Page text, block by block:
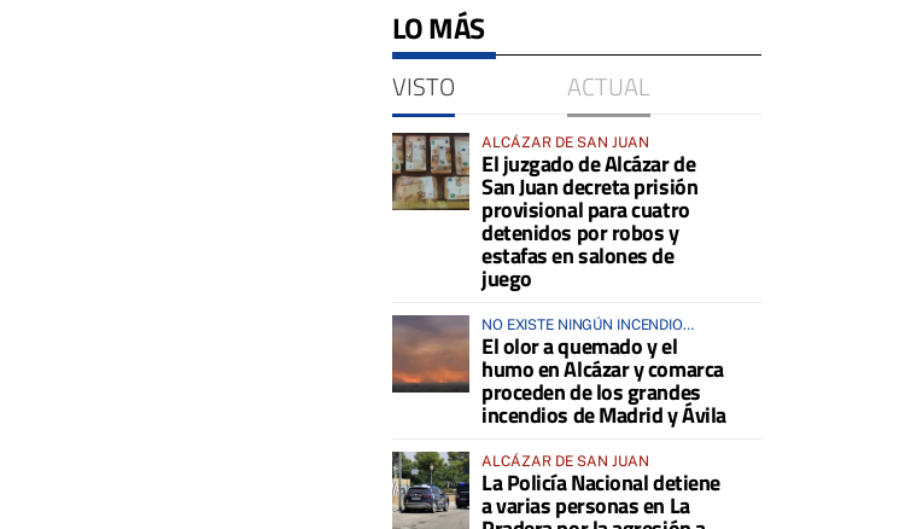
LO MÁS
VISTO ACTUAL
ALCÁZAR DE SAN JUAN
El juzgado de Alcázar de
San Juan decreta prisión
provisional para cuatro
detenidos por robos y
estafas en salones de
juego
NO EXISTE NINGÚN INCENDIO
ACTIVO EN LA COMARCA
El olor a quemado y el
humo en Alcázar y comarca
proceden de los grandes
incendios de Madrid y Ávila
ALCÁZAR DE SAN JUAN
La Policía Nacional detiene
a varias personas en La